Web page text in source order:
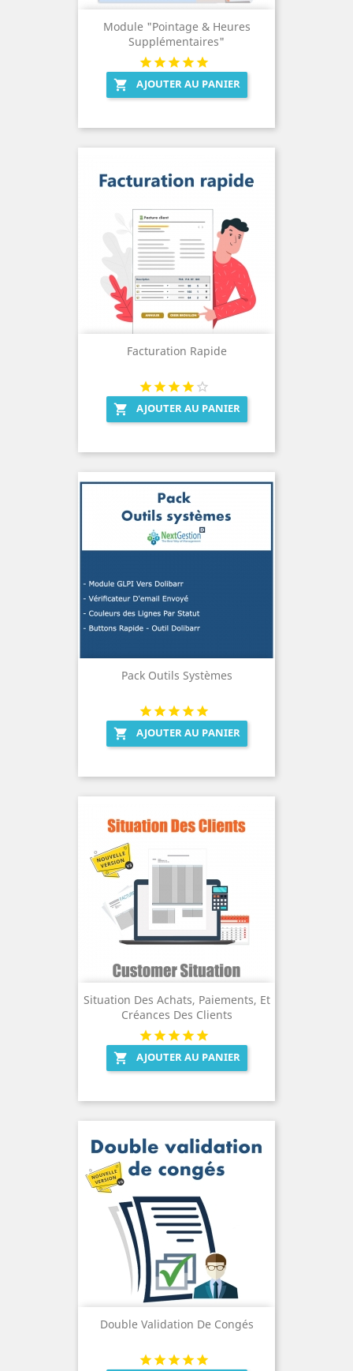
Module "Pointage & Heures
Supplémentaires"
 AJOUTER AU PANIER
Facturation Rapide
 AJOUTER AU PANIER
Pack Outils Systèmes
 AJOUTER AU PANIER
Situation Des Achats, Paiements, Et
Créances Des Clients
 AJOUTER AU PANIER
Double Validation De Congés